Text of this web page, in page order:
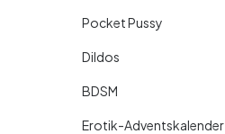
Pocket Pussy
Dildos
BDSM
Erotik-Adventskalender